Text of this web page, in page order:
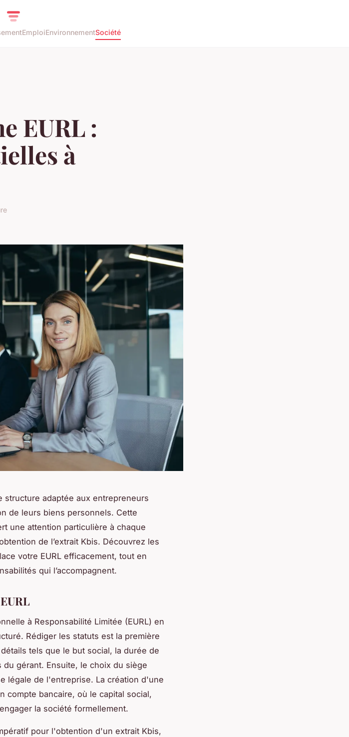
EmploiEnvironnementSociété
EURL :
à
structure adaptée aux entrepreneurs
de leurs biens personnels. Cette
une attention particulière à chaque
de l’extrait Kbis. Découvrez les
votre EURL efficacement, tout en
qui l’accompagnent.
à Responsabilité Limitée (EURL) en
Rédiger les statuts est la première
tels que le but social, la durée de
gérant. Ensuite, le choix du siège
légale de l'entreprise. La création d'une
compte bancaire, où le capital social,
la société formellement.
pour l'obtention d'un extrait Kbis,